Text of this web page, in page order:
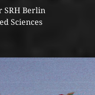
SRH Berlin
Sciences